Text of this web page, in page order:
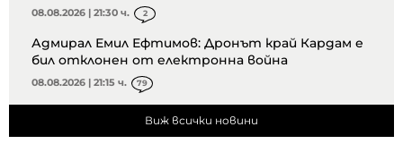
08.08.2026 | 21:30 ч. 2
Адмирал Емил Ефтимов: Дронът край Кардам е
бил отклонен от електронна война
08.08.2026 | 21:15 ч. 79
Виж всички новини